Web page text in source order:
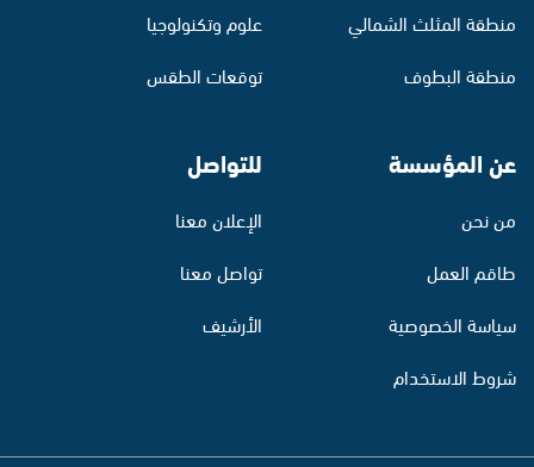
منطقة المثلث الشمالي
منطقة البطوف
علوم وتكنولوجيا
توقعات الطقس
عن المؤسسة
من نحن
طاقم العمل
سياسة الخصوصية
شروط الاستخدام
للتواصل
الإعلان معنا
تواصل معنا
الأرشيف